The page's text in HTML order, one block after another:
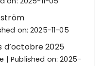
on: 2025-11-05
d’octobre 2025
Published on: 2025-